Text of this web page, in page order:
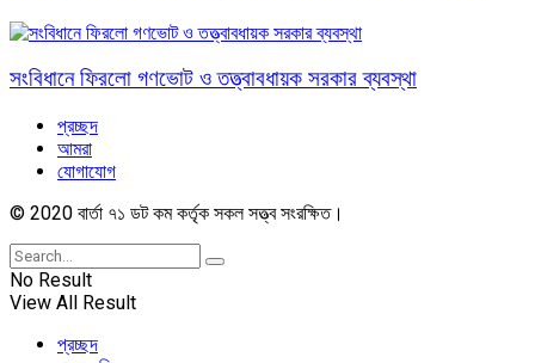
সংবিধানে ফিরলো গণভোট ও তত্ত্বাবধায়ক সরকার ব্যবস্থা
প্রচ্ছদ
আমরা
যোগাযোগ
© 2020 বার্তা ৭১ ডট কম কর্তৃক সকল সত্ত্ব সংরক্ষিত।
No Result
View All Result
প্রচ্ছদ